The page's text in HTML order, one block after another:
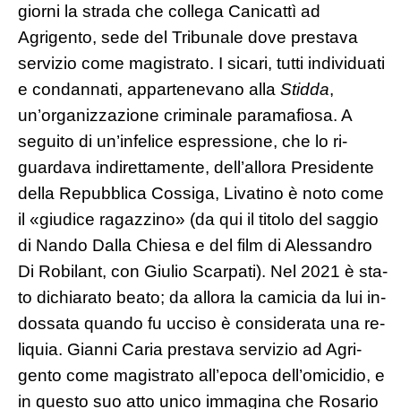
giorni la strada che collega Canicattì ad
Agrigento, sede del Tribunale dove prestava
servizio come magistrato. I sicari, tutti individuati
e condannati, appartenevano alla Stidda,
un’organizzazione criminale paramafio­sa. A
seguito di un’infelice espressione, che lo ri­
guardava indirettamente, dell’allora Presidente
della Repubblica Cossiga, Livatino è noto come
il «giudice ragazzino» (da qui il titolo del saggio
di Nando Dalla Chiesa e del film di Alessandro
Di Robilant, con Giulio Scarpati). Nel 2021 è sta­
to dichiarato beato; da allora la camicia da lui in­
dossata quando fu ucciso è considerata una re­
liquia. Gianni Caria prestava servizio ad Agri­
gento come magistrato all’epoca dell’omicidio, e
in questo suo atto unico immagina che Rosa­rio